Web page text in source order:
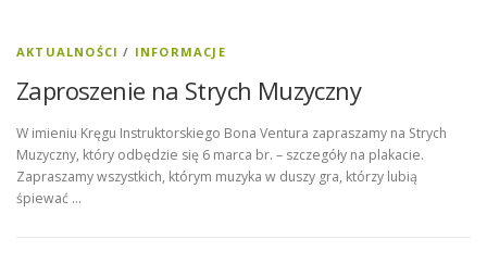
AKTUALNOŚCI / INFORMACJE
Zaproszenie na Strych Muzyczny
W imieniu Kręgu Instruktorskiego Bona Ventura zapraszamy na Strych
Muzyczny, który odbędzie się 6 marca br. – szczegóły na plakacie.
Zapraszamy wszystkich, którym muzyka w duszy gra, którzy lubią
śpiewać …